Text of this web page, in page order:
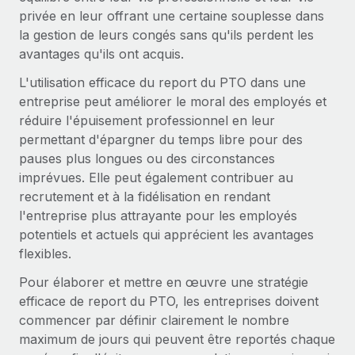
Gestion des freelances
Intégrez et gérez vos freelances partout dans le monde
PEO
Sous-traitez les opérations complexes liées à l’emploi
INFRASTRUCTURE
Intégration Remote
Intégrez vos RH aux flux de travail en toute simplicité
Plateforme
Des fonctions RH clés intégrées pour votre équipe
Connecter
Nouveau
Connectez n'importe quel outil d’IA à Remote grâce à
Intégrations
Comparer Remote
Examinez notre service par rapport aux autres
CROISSANCE
Start-ups
Des solutions agiles et internationales pour les RH et la
paie des entreprises en pleine croissance
Entreprises intermédiaires
Développez vos équipes avec des solutions RH sur
mesure
Entreprise
TRAVAILLONS ENSEMBLE
Partenaires stratégiques de la tech
pays
Calculateur de paiement des freelances
paiement pour vos freelances internationaux
APPRENDRE AVEC REMOTE
Recherche et guides
Études de cas
Glossaire RH
Checklists et modèles
Descriptions de postes
Webinaires
Nederlands
Deutsch
Español
Italiano
Português (Portugal)
日本語
한국어
中文（简体）
Connexion
privée en leur offrant une certaine souplesse dans
la gestion de leurs congés sans qu'ils perdent les
avantages qu'ils ont acquis.
L'utilisation efficace du report du PTO dans une
entreprise peut améliorer le moral des employés et
réduire l'épuisement professionnel en leur
permettant d'épargner du temps libre pour des
pauses plus longues ou des circonstances
imprévues. Elle peut également contribuer au
recrutement et à la fidélisation en rendant
l'entreprise plus attrayante pour les employés
potentiels et actuels qui apprécient les avantages
flexibles.
Pour élaborer et mettre en œuvre une stratégie
efficace de report du PTO, les entreprises doivent
commencer par définir clairement le nombre
maximum de jours qui peuvent être reportés chaque